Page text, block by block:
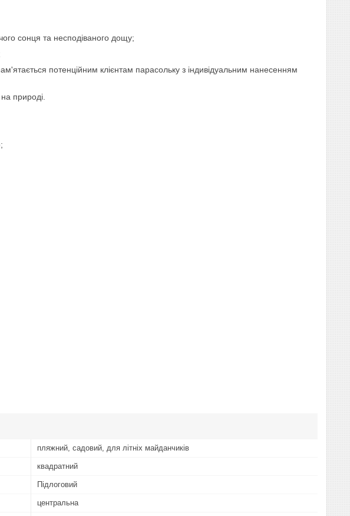
сонця та несподіваного дощу;
потенційним клієнтам парасольку з індивідуальним нанесенням
природі.
пляжний, садовий, для літніх майданчиків
квадратний
Підлоговий
центральна